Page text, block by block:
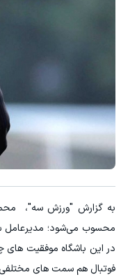
به گزارش "ورزش سه"،
محسوب می‌شود؛ مدیرعامل
در این باشگاه موفقیت های
فوتبال هم سمت های مختلفی